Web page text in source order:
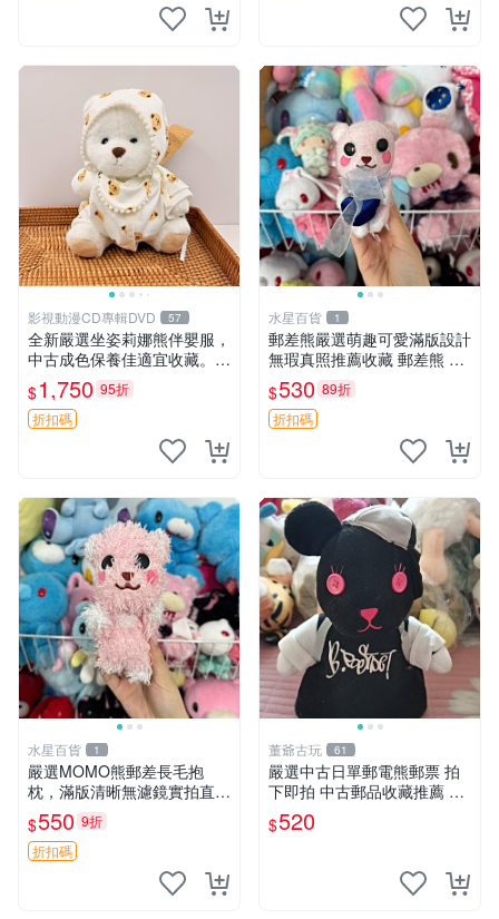
影視動漫CD專輯DVD 57
全新嚴選坐姿莉娜熊伴嬰服，
中古成色保養佳適宜收藏。無
盒子但品質完好，快速出貨。
建議入手！ 中古 玩偶 滬漫
$1,750 95折
折扣碼
水星百貨 1
郵差熊嚴選萌趣可愛滿版設計
無瑕真照推薦收藏 郵差熊 熊
抱枕 紅薯啵啵間
$530 89折
折扣碼
水星百貨 1
嚴選MOMO熊郵差長毛抱
枕，滿版清晰無濾鏡實拍直
銷。每周新品到貨，不容錯
過！ 郵差熊 長毛 抱枕
$550 9折
折扣碼
董爺古玩 61
嚴選中古日單郵電熊郵票 拍
下即拍 中古郵品收藏推薦 郵
票 郵電熊 日本
$520